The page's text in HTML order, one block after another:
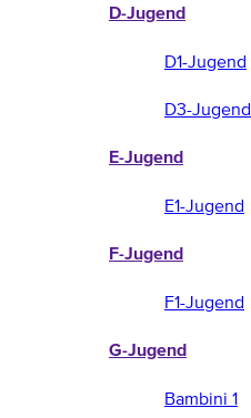
D-Jugend
D1-Jugend
D3-Jugend
E-Jugend
E1-Jugend
F-Jugend
F1-Jugend
G-Jugend
Bambini 1